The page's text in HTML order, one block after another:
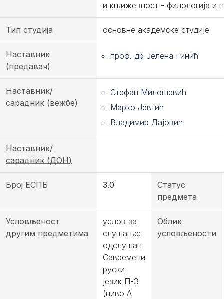
и књижевност - филологија и
Тип студија основне академске студије
Наставник
(предавач)
проф. др Јелена Гинић
Наставник/
сарадник (вежбе)
Стефан Милошевић
Марко Јевтић
Владимир Дајовић
Наставник/
сарадник (ДОН)
Број ЕСПБ 3.0
Статус
предмета
Условљеност
другим предметима
услов за
слушање:
одслушан
Савремени
руски
језик П-3
(ниво А
Облик
условљености